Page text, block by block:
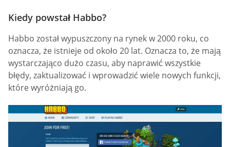
Kiedy powstał Habbo?
Habbo został wypuszczony na rynek w 2000 roku, co
oznacza, że istnieje od około 20 lat. Oznacza to, że mają
wystarczająco dużo czasu, aby naprawić wszystkie
błędy, zaktualizować i wprowadzić wiele nowych funkcji,
które wyróżniają go.